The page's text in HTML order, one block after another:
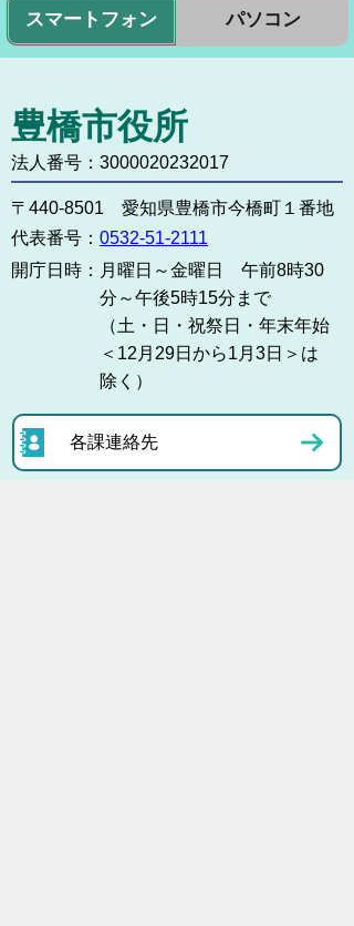
スマートフォン パソコン
豊橋市役所
法人番号：3000020232017
〒440-8501 愛知県豊橋市今橋町１番地
代表番号： 0532-51-2111
開庁日時： 月曜日～金曜日 午前8時30
分～午後5時15分まで
（土・日・祝祭日・年末年始
＜12月29日から1月3日＞は
除く）
各課連絡先